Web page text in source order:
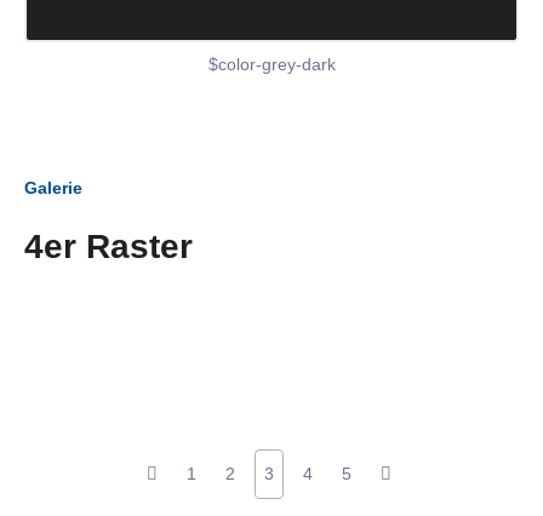
$color-grey-dark
Galerie
4er Raster
1 2 3 4 5